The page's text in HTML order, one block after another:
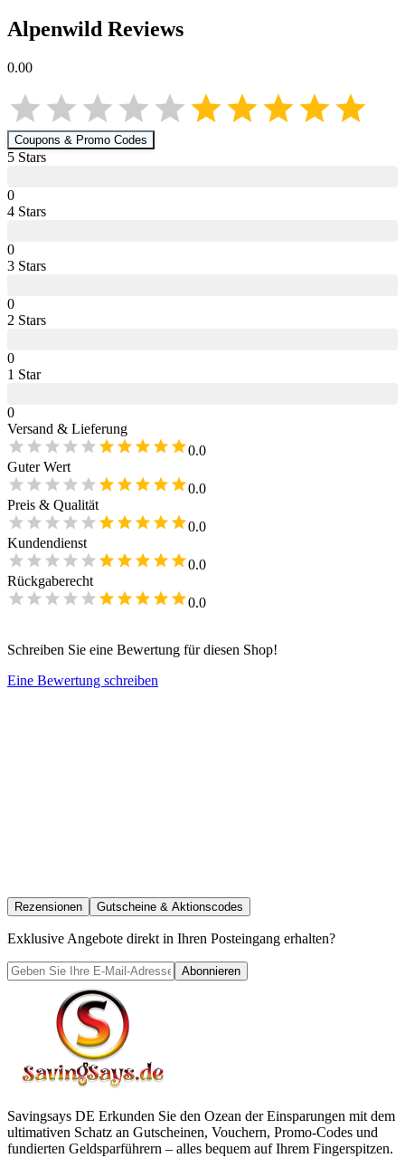
Alpenwild Reviews
0.00
Coupons & Promo Codes
5 Stars
0
4 Stars
0
3 Stars
0
2 Stars
0
1 Star
0
Versand & Lieferung
0.0
Guter Wert
0.0
Preis & Qualität
0.0
Kundendienst
0.0
Rückgaberecht
0.0
Schreiben Sie eine Bewertung für diesen Shop!
Eine Bewertung schreiben
Rezensionen Gutscheine & Aktionscodes
Exklusive Angebote direkt in Ihren Posteingang erhalten?
Abonnieren
Savingsays DE Erkunden Sie den Ozean der Einsparungen mit dem
ultimativen Schatz an Gutscheinen, Vouchern, Promo-Codes und
fundierten Geldsparführern – alles bequem auf Ihrem Fingerspitzen.